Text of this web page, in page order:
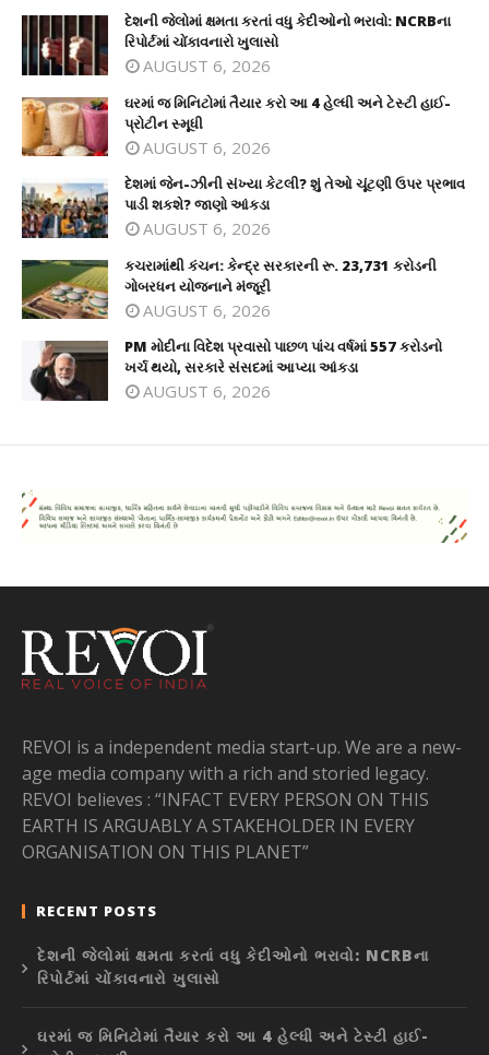
દેશની જેલોમાં ક્ષમતા કરતાં વધુ કેદીઓનો ભરાવો: NCRBના
રિપોર્ટમાં ચોંકાવનારો ખુલાસો
AUGUST 6, 2026
ઘરમાં જ મિનિટોમાં તૈયાર કરો આ 4 હેલ્ધી અને ટેસ્ટી હાઈ-
પ્રોટીન સ્મૂધી
AUGUST 6, 2026
દેશમાં જેન-ઝીની સંખ્યા કેટલી? શું તેઓ ચૂંટણી ઉપર પ્રભાવ
પાડી શકશે? જાણો આંકડા
AUGUST 6, 2026
કચરામાંથી કંચન: કેન્દ્ર સરકારની રૂ. 23,731 કરોડની
ગોબરધન યોજનાને મંજૂરી
AUGUST 6, 2026
PM મોદીના વિદેશ પ્રવાસો પાછળ પાંચ વર્ષમાં 557 કરોડનો
ખર્ચ થયો, સરકારે સંસદમાં આપ્યા આંકડા
AUGUST 6, 2026
REVOI is a independent media start-up. We are a new-
age media company with a rich and storied legacy.
REVOI believes : “INFACT EVERY PERSON ON THIS
EARTH IS ARGUABLY A STAKEHOLDER IN EVERY
ORGANISATION ON THIS PLANET”
RECENT POSTS
દેશની જેલોમાં ક્ષમતા કરતાં વધુ કેદીઓનો ભરાવો: NCRBના
રિપોર્ટમાં ચોંકાવનારો ખુલાસો
ઘરમાં જ મિનિટોમાં તૈયાર કરો આ 4 હેલ્ધી અને ટેસ્ટી હાઈ-